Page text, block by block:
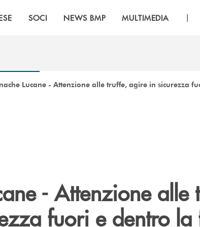
SOCI NEWS BMP MULTIMEDIA |
Lucane - Attenzione alle truffe, agire in sicurezza
- Attenzione alle
fuori e dentro la